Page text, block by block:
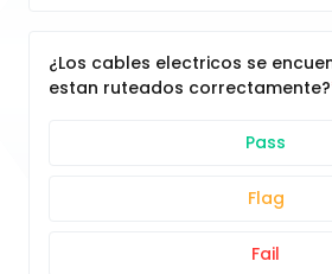
¿Los cables electricos se
estan ruteados correctamente?
Pass
Flag
Fail